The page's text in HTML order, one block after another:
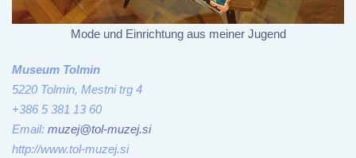
Mode und Einrichtung aus meiner Jugend
Museum Tolmin
5220 Tolmin, Mestni trg 4
+386 5 381 13 60
Email: muzej@tol-muzej.si
http://www.tol-muzej.si